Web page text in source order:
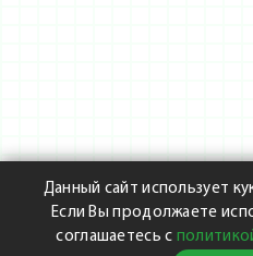
Данный сайт использует
Если Вы продолжаете
соглашаетесь с